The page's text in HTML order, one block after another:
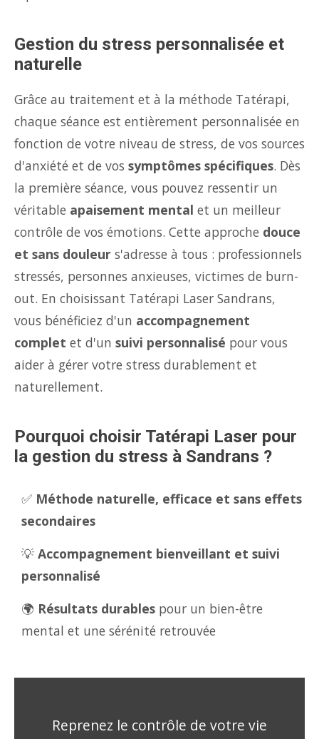
Gestion du stress personnalisée et
naturelle
Grâce au traitement et à la méthode Tatérapi,
chaque séance est entièrement personnalisée en
fonction de votre niveau de stress, de vos sources
d'anxiété et de vos symptômes spécifiques. Dès
la première séance, vous pouvez ressentir un
véritable apaisement mental et un meilleur
contrôle de vos émotions. Cette approche douce
et sans douleur s'adresse à tous : professionnels
stressés, personnes anxieuses, victimes de burn-
out. En choisissant Tatérapi Laser Sandrans,
vous bénéficiez d'un accompagnement
complet et d'un suivi personnalisé pour vous
aider à gérer votre stress durablement et
naturellement.
Pourquoi choisir Tatérapi Laser pour
la gestion du stress à Sandrans ?
✅ Méthode naturelle, efficace et sans effets
secondaires
💡 Accompagnement bienveillant et suivi
personnalisé
🌍 Résultats durables pour un bien-être
mental et une sérénité retrouvée
Reprenez le contrôle de votre vie